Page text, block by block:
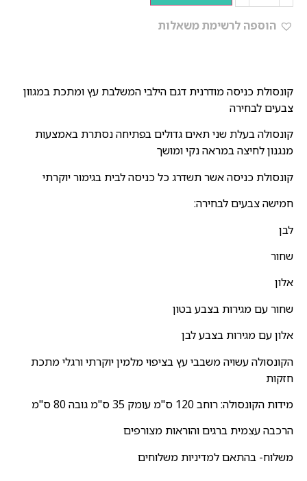
קונסולת כניסה מודרנית דגם הילבי המשלבת עץ ומתכת במגוון
צבעים לבחירה
קונסולה בעלת שני תאים גדולים בפתיחה נסתרת באמצעות
מנגנון לחיצה במראה נקי ומושך
קונסולת כניסה אשר תשדרג כל כניסה לבית בגימור יוקרתי
חמישה צבעים לבחירה:
לבן
שחור
אלון
שחור עם מגירות בצבע בטון
אלון עם מגירות בצבע לבן
הקונסולה עשויה משבבי עץ בציפוי מלמין יוקרתי ורגלי מתכת
חזקות
מידות הקונסולה: רוחב 120 ס"מ עומק 35 ס"מ גובה 80 ס"מ
הרכבה עצמית ברגים והוראות מצורפים
משלוח- בהתאם למדיניות משלוחים
הוספה לרשימת משאלות